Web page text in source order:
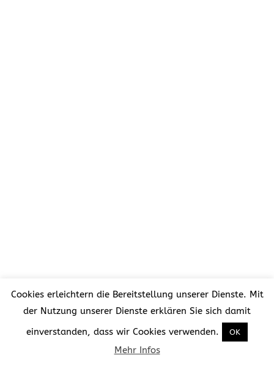
Cookies erleichtern die Bereitstellung unserer Dienste. Mit
der Nutzung unserer Dienste erklären Sie sich damit
einverstanden, dass wir Cookies verwenden.
OK
Mehr Infos